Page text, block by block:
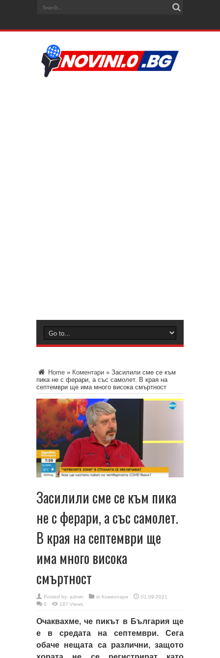
Home » Коментари » Засилили сме се към
пика не с ферари, а със самолет. В края на
септември ще има много висока смъртност
Засилили сме се към пика
не с ферари, а със самолет.
В края на септември ще
има много висока
смъртност
Posted by: admin in Коментари
01.09.2021
0
187 Views
Очаквахме, че пикът в България ще
е в средата на септември. Сега
обаче нещата са различни, защото